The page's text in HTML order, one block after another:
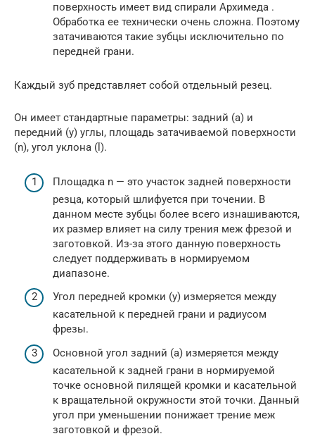
поверхность имеет вид спирали Архимеда .
Обработка ее технически очень сложна. Поэтому
затачиваются такие зубцы исключительно по
передней грани.
Каждый зуб представляет собой отдельный резец.
Он имеет стандартные параметры: задний (a) и
передний (y) углы, площадь затачиваемой поверхности
(n), угол уклона (l).
Площадка n — это участок задней поверхности
резца, который шлифуется при точении. В
данном месте зубцы более всего изнашиваются,
их размер влияет на силу трения меж фрезой и
заготовкой. Из-за этого данную поверхность
следует поддерживать в нормируемом
диапазоне.
Угол передней кромки (y) измеряется между
касательной к передней грани и радиусом
фрезы.
Основной угол задний (a) измеряется между
касательной к задней грани в нормируемой
точке основной пилящей кромки и касательной
к вращательной окружности этой точки. Данный
угол при уменьшении понижает трение меж
заготовкой и фрезой.